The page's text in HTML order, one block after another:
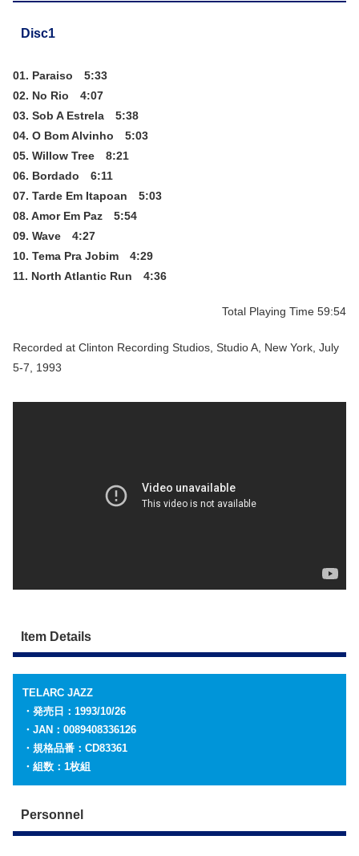
Disc1
01. Paraiso 5:33
02. No Rio 4:07
03. Sob A Estrela 5:38
04. O Bom Alvinho 5:03
05. Willow Tree 8:21
06. Bordado 6:11
07. Tarde Em Itapoan 5:03
08. Amor Em Paz 5:54
09. Wave 4:27
10. Tema Pra Jobim 4:29
11. North Atlantic Run 4:36
Total Playing Time 59:54
Recorded at Clinton Recording Studios, Studio A, New York, July
5-7, 1993
Item Details
TELARC JAZZ
・発売日：1993/10/26
・JAN：0089408336126
・規格品番：CD83361
・組数：1枚組
Personnel